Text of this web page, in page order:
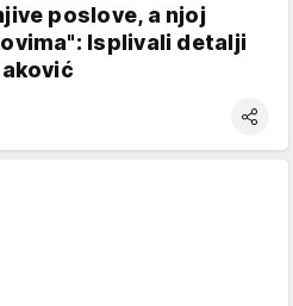
poslove, a njoj
Isplivali detalji